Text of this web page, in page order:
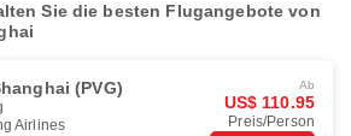
Sie die besten Flugangebote von
(PVG)
Airlines
Ab
US$ 110.95
Preis/Person